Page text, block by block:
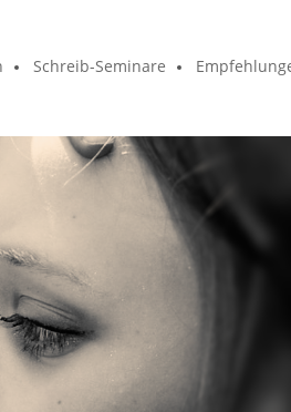
Schreib-Seminare